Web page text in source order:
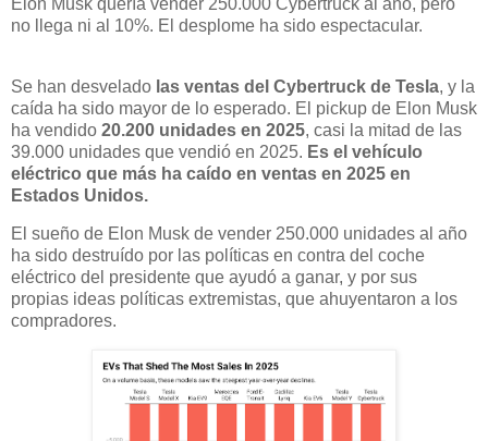
no llega ni al 10%. El desplome ha sido espectacular.
Se han desvelado las ventas del Cybertruck de Tesla, y la
caída ha sido mayor de lo esperado. El pickup de Elon Musk
ha vendido 20.200 unidades en 2025, casi la mitad de las
39.000 unidades que vendió en 2025. Es el vehículo
eléctrico que más ha caído en ventas en 2025 en
Estados Unidos.
El sueño de Elon Musk de vender 250.000 unidades al año
ha sido destruído por las políticas en contra del coche
eléctrico del presidente que ayudó a ganar, y por sus
propias ideas políticas extremistas, que ahuyentaron a los
compradores.